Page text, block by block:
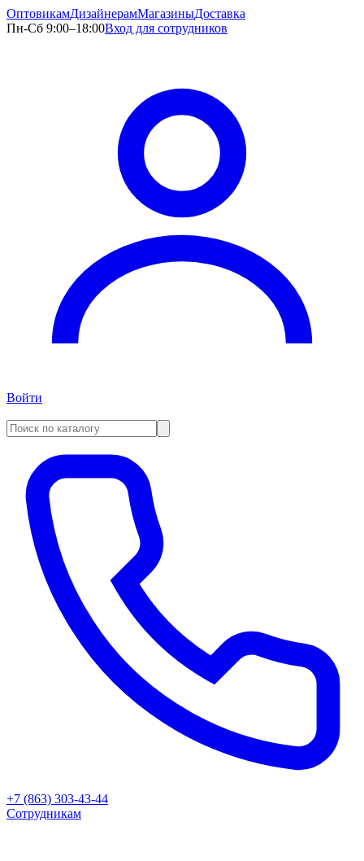
ОптовикамДизайнерамМагазиныДоставка
Пн-Сб 9:00–18:00Вход для сотрудников
Войти
+7 (863) 303-43-44
Сотрудникам